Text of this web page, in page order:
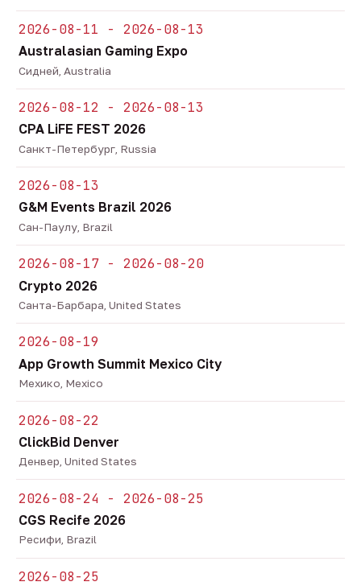
2026-08-11 - 2026-08-13
Australasian Gaming Expo
Сидней, Australia
2026-08-12 - 2026-08-13
CPA LiFE FEST 2026
Санкт-Петербург, Russia
2026-08-13
G&M Events Brazil 2026
Сан-Паулу, Brazil
2026-08-17 - 2026-08-20
Crypto 2026
Санта-Барбара, United States
2026-08-19
App Growth Summit Mexico City
Мехико, Mexico
2026-08-22
ClickBid Denver
Денвер, United States
2026-08-24 - 2026-08-25
CGS Recife 2026
Ресифи, Brazil
2026-08-25